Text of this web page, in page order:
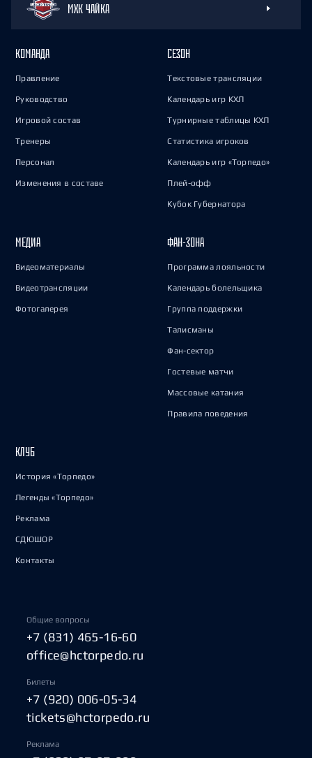
МХК ЧАЙКА
КОМАНДА
Правление
Руководство
Игровой состав
Тренеры
Персонал
Изменения в составе
СЕЗОН
Текстовые трансляции
Календарь игр КХЛ
Турнирные таблицы КХЛ
Статистика игроков
Календарь игр «Торпедо»
Плей-офф
Кубок Губернатора
МЕДИА
Видеоматериалы
Видеотрансляции
Фотогалерея
ФАН-ЗОНА
Программа лояльности
Календарь болельщика
Группа поддержки
Талисманы
Фан-сектор
Гостевые матчи
Массовые катания
Правила поведения
КЛУБ
История «Торпедо»
Легенды «Торпедо»
Реклама
СДЮШОР
Контакты
Общие вопросы
+7 (831) 465-16-60
office@hctorpedo.ru
Билеты
+7 (920) 006-05-34
tickets@hctorpedo.ru
Реклама